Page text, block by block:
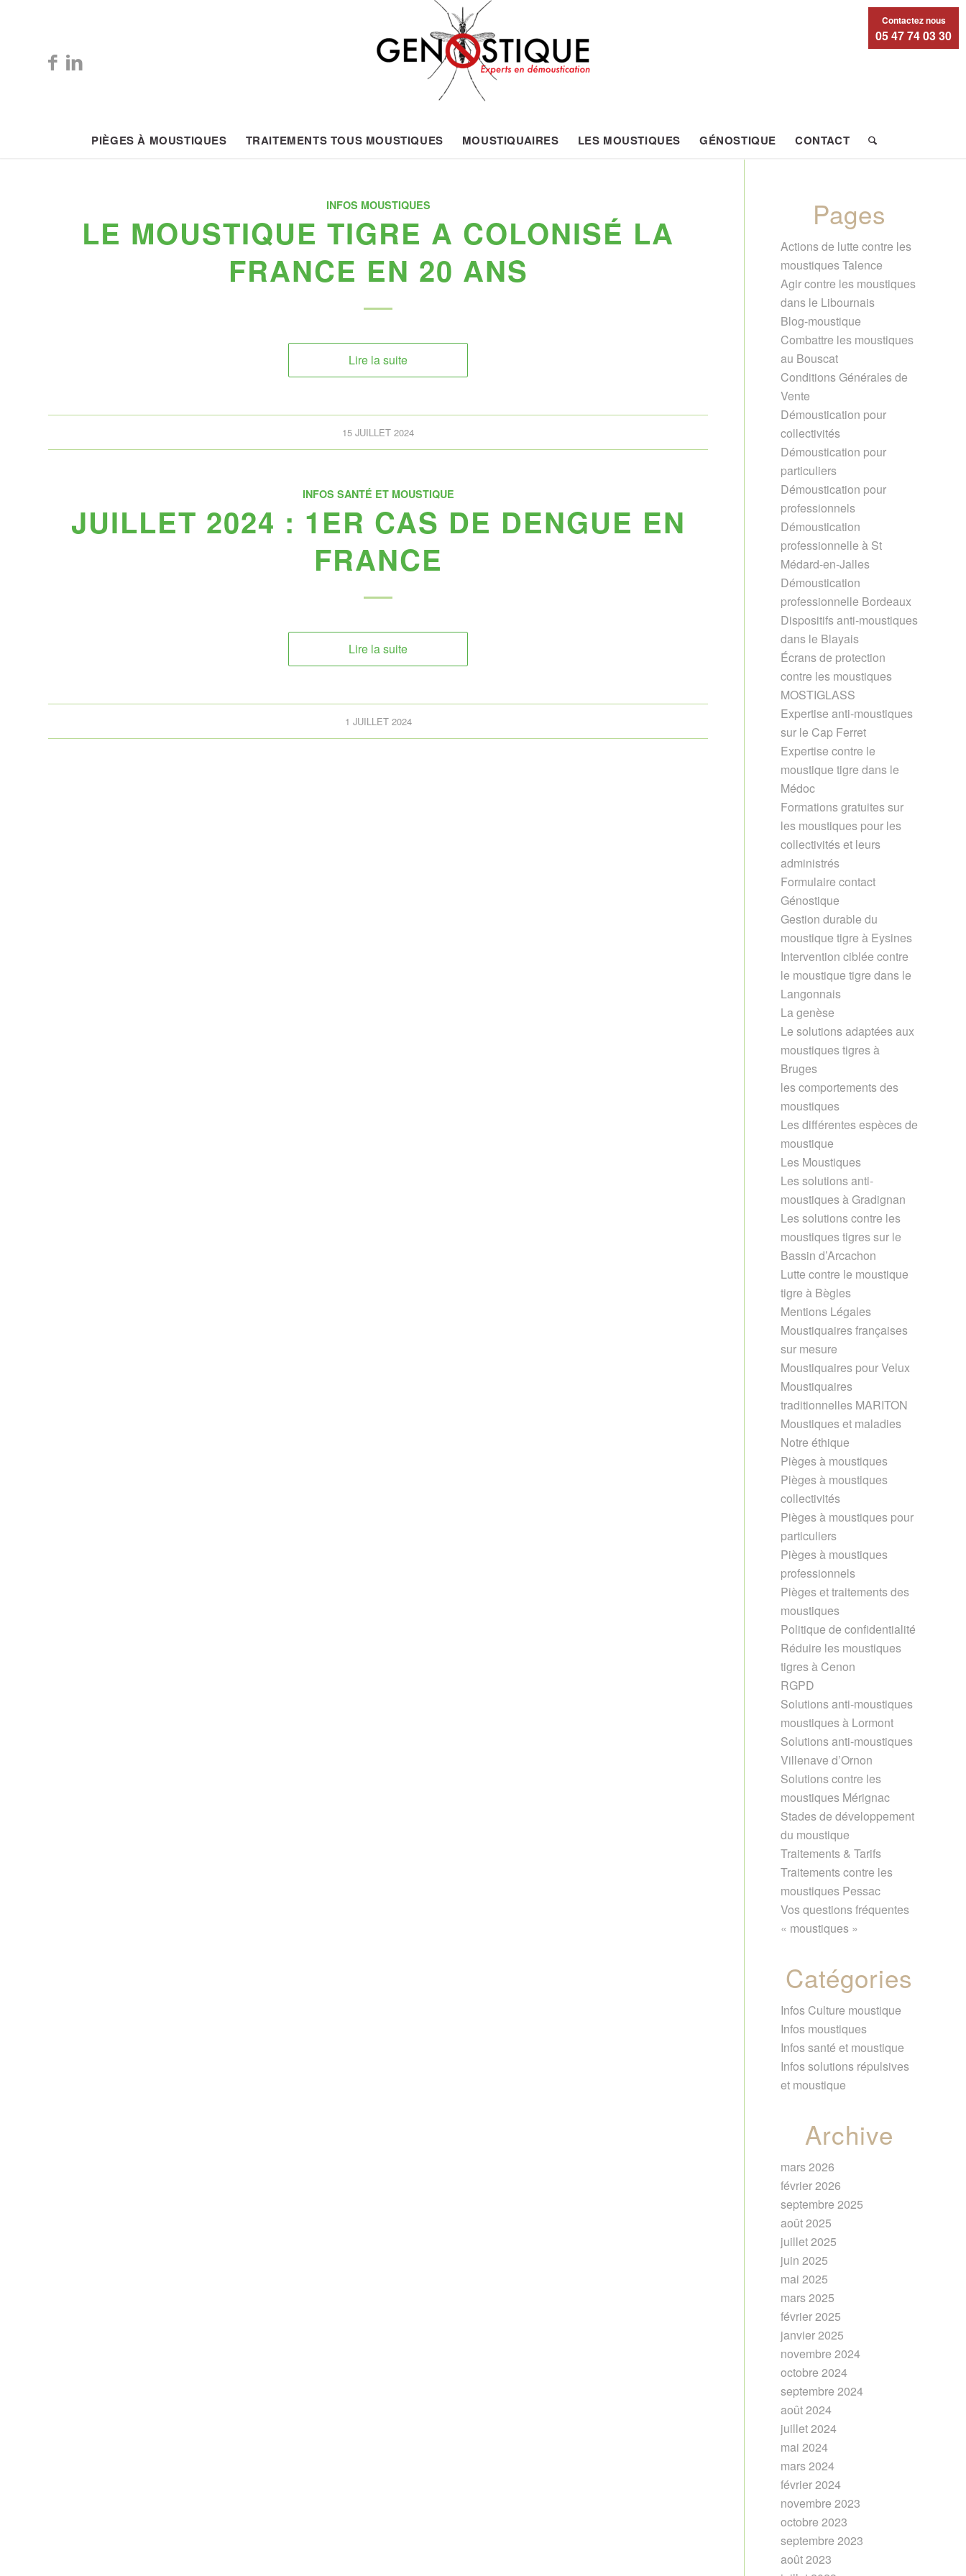
PIÈGES À MOUSTIQUES TRAITEMENTS TOUS MOUSTIQUES MOUSTIQUAIRES LES MOUSTIQUES GÉNOSTIQUE CONTACT
Contactez nous
05 47 74 03 30
INFOS MOUSTIQUES
LE MOUSTIQUE TIGRE A COLONISÉ LA
FRANCE EN 20 ANS
Lire la suite
15 JUILLET 2024
INFOS SANTÉ ET MOUSTIQUE
JUILLET 2024 : 1ER CAS DE DENGUE EN
FRANCE
Lire la suite
1 JUILLET 2024
Pages
Actions de lutte contre les
moustiques Talence
Agir contre les moustiques
dans le Libournais
Blog-moustique
Combattre les moustiques
au Bouscat
Conditions Générales de
Vente
Démoustication pour
collectivités
Démoustication pour
particuliers
Démoustication pour
professionnels
Démoustication
professionnelle à St
Médard-en-Jalles
Démoustication
professionnelle Bordeaux
Dispositifs anti-moustiques
dans le Blayais
Écrans de protection
contre les moustiques
MOSTIGLASS
Expertise anti-moustiques
sur le Cap Ferret
Expertise contre le
moustique tigre dans le
Médoc
Formations gratuites sur
les moustiques pour les
collectivités et leurs
administrés
Formulaire contact
Génostique
Gestion durable du
moustique tigre à Eysines
Intervention ciblée contre
le moustique tigre dans le
Langonnais
La genèse
Le solutions adaptées aux
moustiques tigres à
Bruges
les comportements des
moustiques
Les différentes espèces de
moustique
Les Moustiques
Les solutions anti-
moustiques à Gradignan
Les solutions contre les
moustiques tigres sur le
Bassin d’Arcachon
Lutte contre le moustique
tigre à Bègles
Mentions Légales
Moustiquaires françaises
sur mesure
Moustiquaires pour Velux
Moustiquaires
traditionnelles MARITON
Moustiques et maladies
Notre éthique
Pièges à moustiques
Pièges à moustiques
collectivités
Pièges à moustiques pour
particuliers
Pièges à moustiques
professionnels
Pièges et traitements des
moustiques
Politique de confidentialité
Réduire les moustiques
tigres à Cenon
RGPD
Solutions anti-moustiques
moustiques à Lormont
Solutions anti-moustiques
Villenave d’Ornon
Solutions contre les
moustiques Mérignac
Stades de développement
du moustique
Traitements & Tarifs
Traitements contre les
moustiques Pessac
Vos questions fréquentes
« moustiques »
Catégories
Infos Culture moustique
Infos moustiques
Infos santé et moustique
Infos solutions répulsives
et moustique
Archive
mars 2026
février 2026
septembre 2025
août 2025
juillet 2025
juin 2025
mai 2025
mars 2025
février 2025
janvier 2025
novembre 2024
octobre 2024
septembre 2024
août 2024
juillet 2024
mai 2024
mars 2024
février 2024
novembre 2023
octobre 2023
septembre 2023
août 2023